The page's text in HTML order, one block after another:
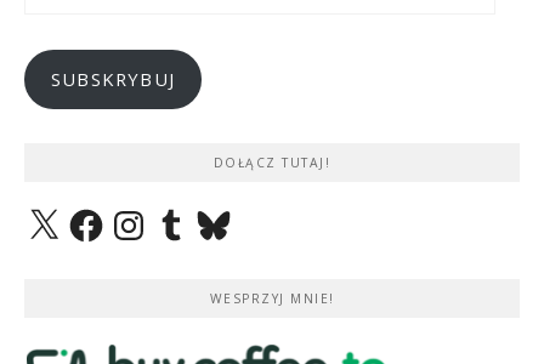
SUBSKRYBUJ
DOŁĄCZ TUTAJ!
X FacebookInstagramTumblrBluesky
WESPRZYJ MNIE!